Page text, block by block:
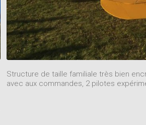
Structure de taille familiale très bien
avec aux commandes, 2 pilotes